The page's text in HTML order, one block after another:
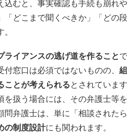
込むと、事実確認も手続も崩れ
「どこまで聞くべきか」「どの
ライアンスの逃げ道を作ること
窓口は必須ではないものの、
ことが考えられるとされていま
を扱う場合には、その弁護士等
問弁護士は、単に「相談された
の制度設計にも関われます。